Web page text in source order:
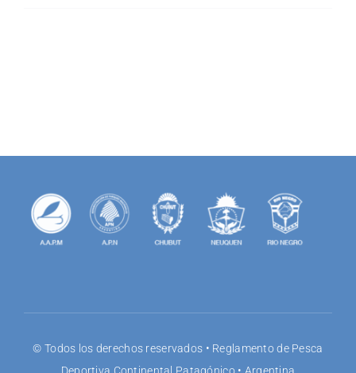
© Todos los derechos reservados • Reglamento de Pesca